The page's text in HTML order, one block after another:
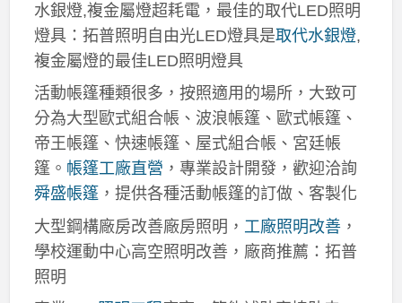
水銀燈,複金屬燈超耗電，最佳的取代LED照明
燈具：拓普照明自由光LED燈具是取代水銀燈,
複金屬燈的最佳LED照明燈具
活動帳篷種類很多，按照適用的場所，大致可
分為大型歐式組合帳、波浪帳篷、歐式帳篷、
帝王帳篷、快速帳篷、屋式組合帳、宮廷帳
篷。 帳篷工廠直營 ，專業設計開發，歡迎洽詢
舜盛帳篷，提供各種活動帳篷的訂做、客製化
大型鋼構廠房改善廠房照明， 工廠照明改善，
學校運動中心高空照明改善，廠商推薦：拓普
照明